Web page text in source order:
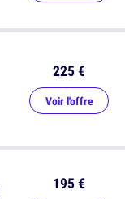
225 €
Voir l'offre
195 €